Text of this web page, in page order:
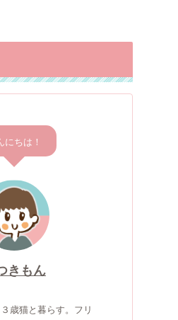
にちは！
きもん
歳猫と暮らす。フリ